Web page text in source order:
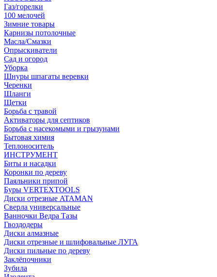
Газ/горелки
100 мелочей
Зимние товары
Карнизы потолочные
Масла/Смазки
Опрыскиватели
Сад и огород
Уборка
Шнуры шпагаты веревки
Черенки
Шланги
Щетки
Борьба с травой
Активаторы для септиков
Борьба с насекомыми и грызунами
Бытовая химия
Теплоноситель
ИНСТРУМЕНТ
Биты и насадки
Коронки по дереву
Паяльники припой
Буры VERTEXTOOLS
Диски отрезные ATAMAN
Сверла универсальные
Ванночки Ведра Тазы
Гвоздодеры
Диски алмазные
Диски отрезные и шлифовальные ЛУГА
Диски пильные по дереву
Заклёпочники
Зубила